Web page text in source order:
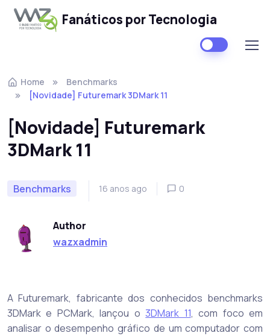
Fanáticos por Tecnologia
Home
Benchmarks
[Novidade] Futuremark 3DMark 11
[Novidade] Futuremark
3DMark 11
Benchmarks 16 anos ago 0
Author
wazxadmin
A Futuremark, fabricante dos conhecidos benchmarks
3DMark e PCMark, lançou o3DMark 11, com foco em
analisar o desempenho gráfico de um computador com